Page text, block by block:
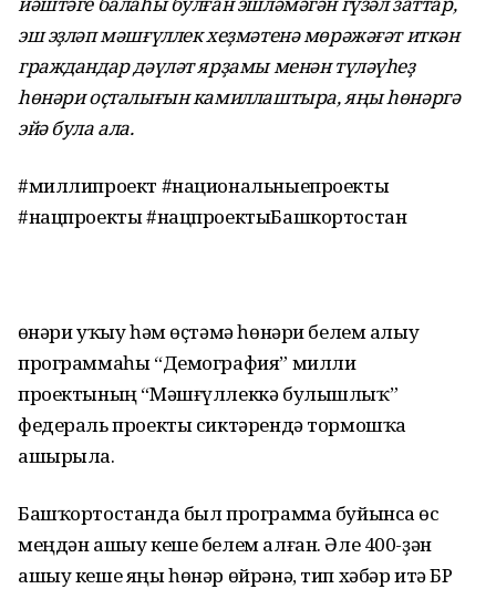
эш эҙләп мәшғүллек хеҙмәтенә мөрәжәғәт иткән
граждандар дәүләт ярҙамы менән түләүһеҙ
һөнәри оҫталығын камиллаштыра, яңы һөнәргә
эйә була ала.
#миллипроект #национальныепроекты
#нацпроекты #нацпроектыБашкортостан
Һөнәри уҡыу һәм өҫтәмә һөнәри белем алыу
программаһы “Демография” милли
проектының “Мәшғүллеккә булышлыҡ”
федераль проекты сиктәрендә тормошҡа
ашырыла.
Башҡортостанда был программа буйынса өс
меңдән ашыу кеше белем алған. Әле 400-ҙән
ашыу кеше яңы һөнәр өйрәнә, тип хәбәр итә БР